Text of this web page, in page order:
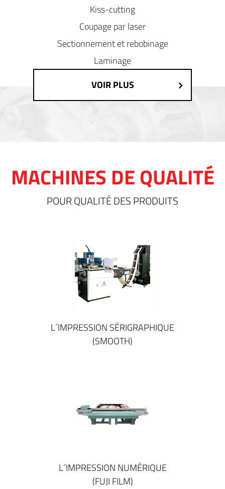
Kiss-cutting
Coupage par laser
Sectionnement et rebobinage
Laminage
VOIR PLUS
MACHINES DE QUALITÉ
POUR QUALITÉ DES PRODUITS
L´IMPRESSION SÉRIGRAPHIQUE
(SMOOTH)
L´IMPRESSION NUMÉRIQUE
(FUJI FILM)